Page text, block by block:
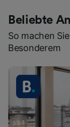
Beliebte
So machen
Besonderem